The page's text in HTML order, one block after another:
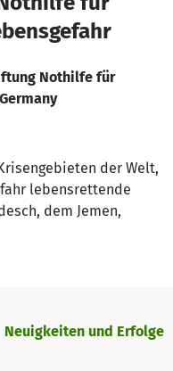
Nothilfe für
der Welt,
lebensrettende
dem Jemen,
Neuigkeiten und Erfolge